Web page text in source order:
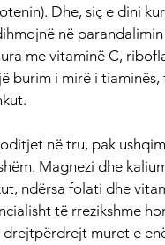
Dhe, siç e dini
në
me vitaminë C,
burim i mirë i
në tru, pak
Magnezi dhe
ndërsa folati dhe
të rrezikshme
muret e